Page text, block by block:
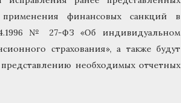
финансовых санкций в
№ 27-ФЗ «Об индивидуальном
страхования», а также будут
необходимых отчетных